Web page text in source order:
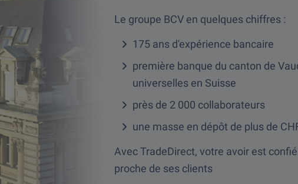
Le groupe BCV en quelques chiffres :
175 ans d'expérience bancaire
première banque du canton de
universelles en Suisse
près de 2 000 collaborateurs
une masse en dépôt de plus de
Avec TradeDirect, votre avoir est
proche de ses clients